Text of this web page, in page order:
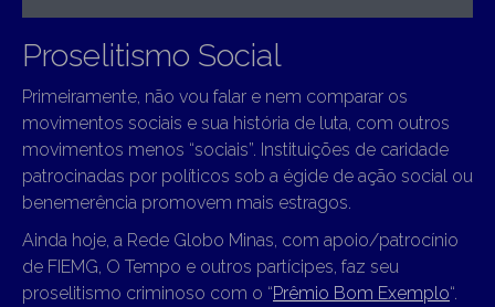
Proselitismo Social
Primeiramente, não vou falar e nem comparar os
movimentos sociais e sua história de luta, com outros
movimentos menos “sociais”. Instituições de caridade
patrocinadas por políticos sob a égide de ação social ou
benemerência promovem mais estragos.
Ainda hoje, a Rede Globo Minas, com apoio/patrocínio
de FIEMG, O Tempo e outros partícipes, faz seu
proselitismo criminoso com o “Prêmio Bom Exemplo“.